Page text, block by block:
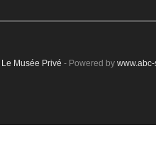
Le Musée Privé - Powered by